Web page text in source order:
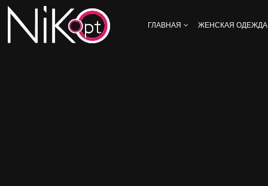
ГЛАВНАЯ ЖЕНСКАЯ ОДЕЖДА